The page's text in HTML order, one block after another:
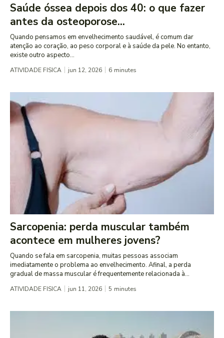
Saúde óssea depois dos 40: o que fazer
antes da osteoporose...
Quando pensamos em envelhecimento saudável, é comum dar
atenção ao coração, ao peso corporal e à saúde da pele. No entanto,
existe outro aspecto...
ATIVIDADE FISICA jun 12, 2026 6 minutes
Sarcopenia: perda muscular também
acontece em mulheres jovens?
Quando se fala em sarcopenia, muitas pessoas associam
imediatamente o problema ao envelhecimento. Afinal, a perda
gradual de massa muscular é frequentemente relacionada à...
ATIVIDADE FISICA jun 11, 2026 5 minutes